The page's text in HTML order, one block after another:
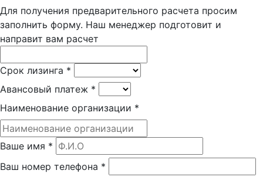
Для получения предварительного расчета просим
заполнить форму. Наш менеджер подготовит и
направит вам расчет
Срок лизинга *
Авансовый платеж *
Наименование организации *
Ваше имя *
Ваш номер телефона *